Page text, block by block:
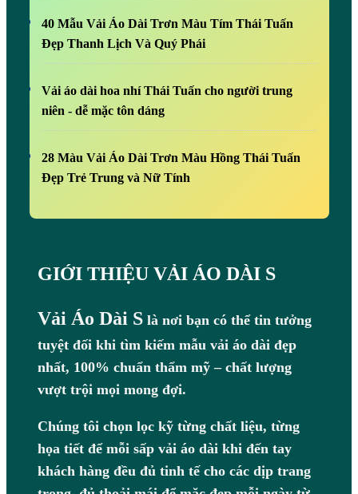
40 Mẫu Vải Áo Dài Trơn Màu Tím Thái Tuấn
Đẹp Thanh Lịch Và Quý Phái
Vải áo dài hoa nhí Thái Tuấn cho người trung
niên - dễ mặc tôn dáng
28 Màu Vải Áo Dài Trơn Màu Hồng Thái Tuấn
Đẹp Trẻ Trung và Nữ Tính
GIỚI THIỆU VẢI ÁO DÀI S
Vải Áo Dài Slà nơi bạn có thể tin tưởng
tuyệt đối khi tìm kiếm mẫu vải áo dài đẹp
nhất, 100% chuẩn thẩm mỹ – chất lượng
vượt trội mọi mong đợi.
Chúng tôi chọn lọc kỹ từng chất liệu, từng
họa tiết để mỗi sấp vải áo dài khi đến tay
khách hàng đều đủ tinh tế cho các dịp trang